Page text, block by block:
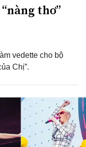
thơ”
vedette cho bộ
Chị”.